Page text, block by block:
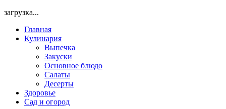
загрузка...
Главная
Кулинария
Выпечка
Закуски
Основное блюдо
Салаты
Десерты
Здоровье
Сад и огород